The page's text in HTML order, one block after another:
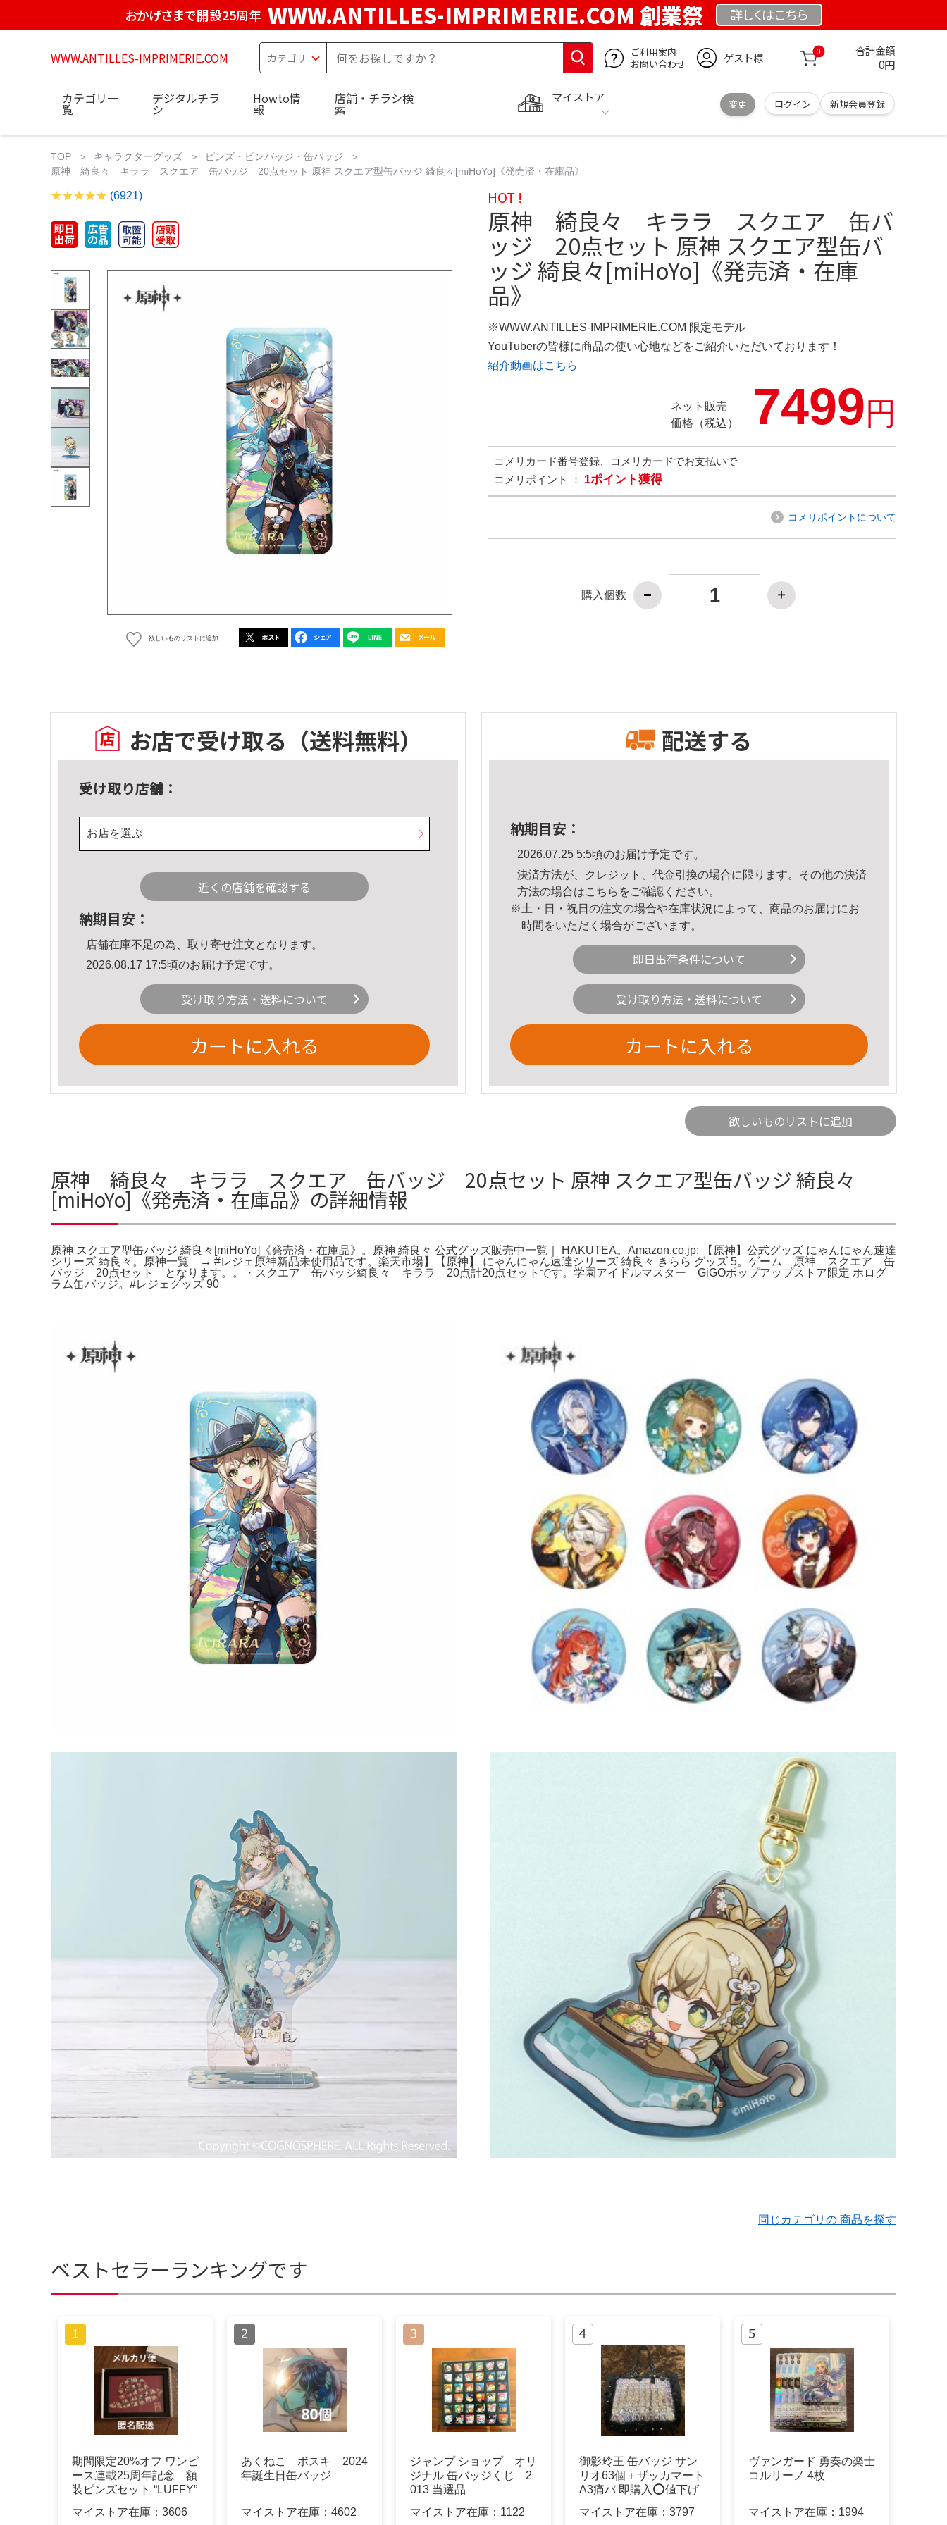
おかげさまで開設25周年 WWW.ANTILLES-IMPRIMERIE.COM 創業祭 詳しくはこちら
WWW.ANTILLES-IMPRIMERIE.COM
ご利用案内
お問い合わせ
ゲスト様 0 合計金額
0円
マイストア
変更 ログイン 新規会員登録
カテゴリ一
覧
デジタルチラ
シ
Howto情
報
店舗・チラシ検
索
TOP キャラクターグッズ
ピンズ・ピンバッジ・缶バッジ
原神 綺良々 キララ スクエア 缶バッジ 20点セット 原神 スクエア型缶バッジ 綺良々[miHoYo]《発売済・在庫品》
(6921)
欲しいものリストに追加
HOT !
原神 綺良々 キララ スクエア 缶バ
ッジ 20点セット 原神 スクエア型缶バ
ッジ 綺良々[miHoYo]《発売済・在庫
品》
※WWW.ANTILLES-IMPRIMERIE.COM 限定モデル
YouTuberの皆様に商品の使い心地などをご紹介いただいております！
紹介動画はこちら
ネット販売
価格（税込）
7499円
コメリカード番号登録、コメリカードでお支払いで
コメリポイント ： 1ポイント獲得
コメリポイントについて
購入個数
お店で受け取る （送料無料）
受け取り店舗：
お店を選ぶ
近くの店舗を確認する
納期目安：
店舗在庫不足の為、取り寄せ注文となります。
2026.08.17 17:5頃のお届け予定です。
受け取り方法・送料について
カートに入れる
配送する
納期目安：
2026.07.25 5:5頃のお届け予定です。
決済方法が、クレジット、代金引換の場合に限ります。その他の決済
方法の場合はこちら をご確認ください。
※土・日・祝日の注文の場合や在庫状況によって、商品のお届けにお
時間をいただく場合がございます。
即日出荷条件について
受け取り方法・送料について
カートに入れる
欲しいものリストに追加
原神 綺良々 キララ スクエア 缶バッジ 20点セット 原神 スクエア型缶バッジ 綺良々
[miHoYo]《発売済・在庫品》の詳細情報
原神 スクエア型缶バッジ 綺良々[miHoYo]《発売済・在庫品》。原神 綺良々 公式グッズ販売中一覧｜ HAKUTEA。Amazon.co.jp: 【原神】公式グッズ にゃんにゃん速達
シリーズ 綺良々。原神一覧 → #レジェ原神新品未使用品です。楽天市場】【原神】 にゃんにゃん速達シリーズ 綺良々 きらら グッズ 5。ゲーム 原神 スクエア 缶
バッジ 20点セット となります。。・スクエア 缶バッジ綺良々 キララ 20点計20点セットです。学園アイドルマスター GiGOポップアップストア限定 ホログ
ラム缶バッジ。#レジェグッズ 90
同じカテゴリの 商品を探す
ベストセラーランキングです
期間限定20%オフ ワンピ
ース連載25周年記念 額
装ピンズセット “LUFFY”
マイストア在庫： 3606
あくねこ ボスキ 2024
年誕生日缶バッジ
マイストア在庫： 4602
ジャンプ ショップ オリ
ジナル 缶バッジくじ 2
013 当選品
マイストア在庫： 1122
御影玲王 缶バッジ サン
リオ63個＋ザッカマート
A3痛バ 即購入⭕️値下げ
マイストア在庫： 3797
ヴァンガード 勇奏の楽士
コルリーノ 4枚
マイストア在庫： 1994